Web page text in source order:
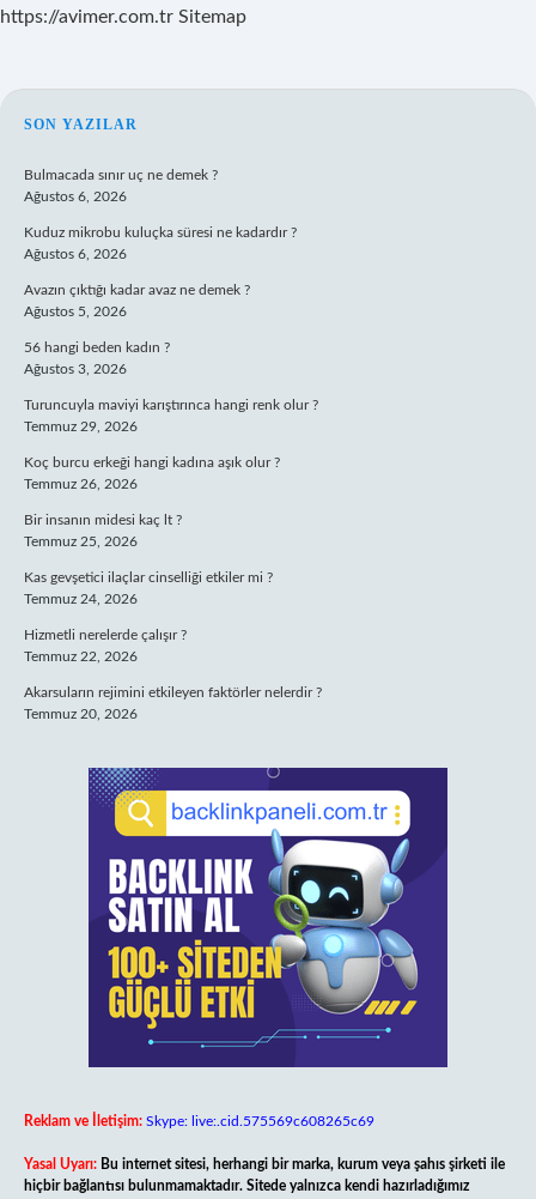
https://avimer.com.tr Sitemap
SIDEBAR
SON YAZILAR
Bulmacada sınır uç ne demek ?
Ağustos 6, 2026
Kuduz mikrobu kuluçka süresi ne kadardır ?
Ağustos 6, 2026
Avazın çıktığı kadar avaz ne demek ?
Ağustos 5, 2026
56 hangi beden kadın ?
Ağustos 3, 2026
Turuncuyla maviyi karıştırınca hangi renk olur ?
Temmuz 29, 2026
Koç burcu erkeği hangi kadına aşık olur ?
Temmuz 26, 2026
Bir insanın midesi kaç lt ?
Temmuz 25, 2026
Kas gevşetici ilaçlar cinselliği etkiler mi ?
Temmuz 24, 2026
Hizmetli nerelerde çalışır ?
Temmuz 22, 2026
Akarsuların rejimini etkileyen faktörler nelerdir ?
Temmuz 20, 2026
Reklam ve İletişim: Skype: live:.cid.575569c608265c69
Yasal Uyarı: Bu internet sitesi, herhangi bir marka, kurum veya şahıs şirketi ile
hiçbir bağlantısı bulunmamaktadır. Sitede yalnızca kendi hazırladığımız